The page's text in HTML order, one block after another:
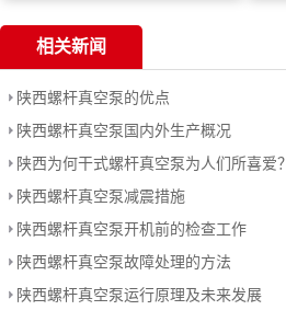
相关新闻
陕西螺杆真空泵的优点
陕西螺杆真空泵国内外生产概况
陕西为何干式螺杆真空泵为人们所喜爱？
陕西螺杆真空泵减震措施
陕西螺杆真空泵开机前的检查工作
陕西螺杆真空泵故障处理的方法
陕西螺杆真空泵运行原理及未来发展